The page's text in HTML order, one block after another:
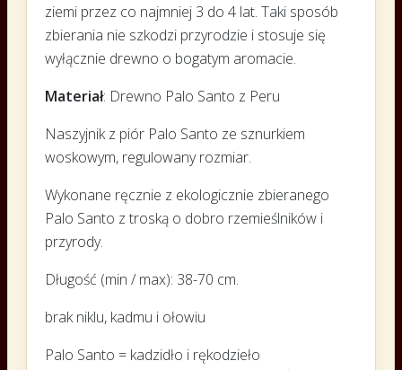
ziemi przez co najmniej 3 do 4 lat. Taki sposób
zbierania nie szkodzi przyrodzie i stosuje się
wyłącznie drewno o bogatym aromacie.
Materiał: Drewno Palo Santo z Peru
Naszyjnik z piór Palo Santo ze sznurkiem
woskowym, regulowany rozmiar.
Wykonane ręcznie z ekologicznie zbieranego
Palo Santo z troską o dobro rzemieślników i
przyrody.
Długość (min / max): 38-70 cm.
brak niklu, kadmu i ołowiu
Palo Santo = kadzidło i rękodzieło